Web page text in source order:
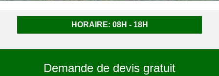
HORAIRE: 08H - 18H
Demande de devis gratuit